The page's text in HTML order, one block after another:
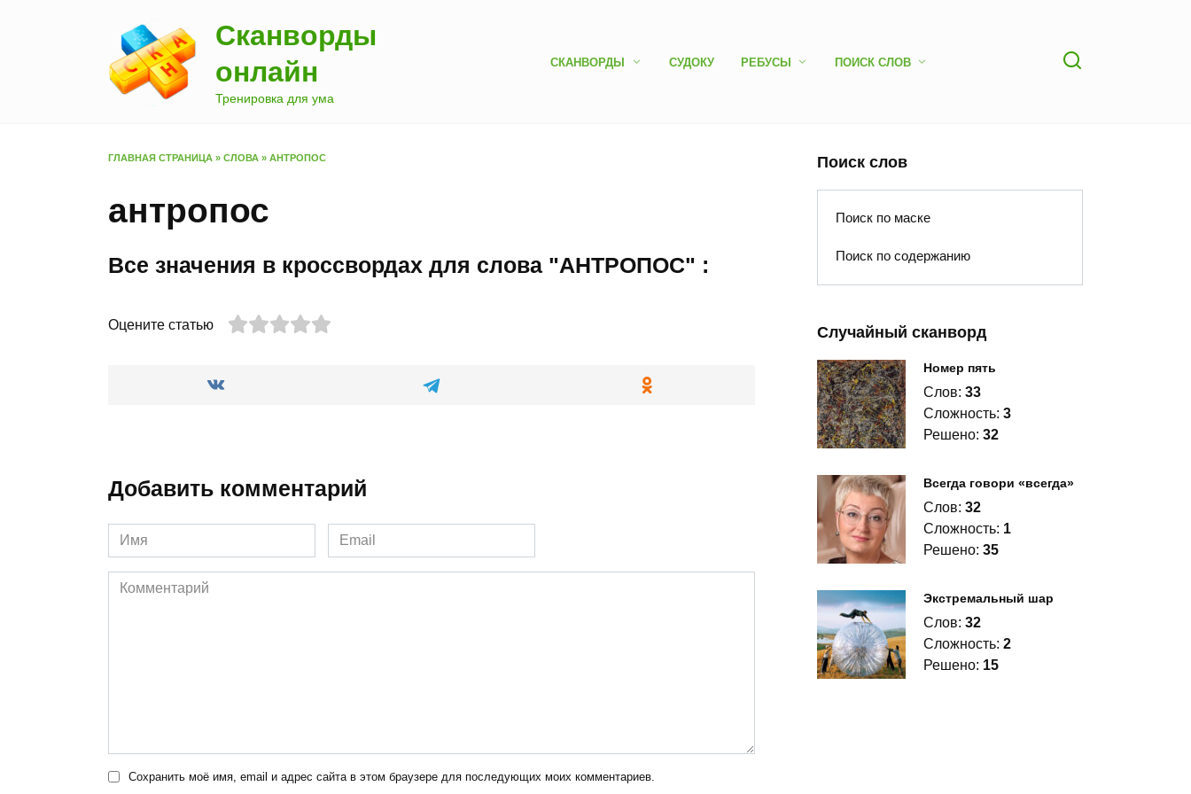
Сканворды
онлайн
Тренировка для ума
СКАНВОРДЫ СУДОКУ РЕБУСЫ ПОИСК СЛОВ
ГЛАВНАЯ СТРАНИЦА » СЛОВА » АНТРОПОС
антропос
Все значения в кроссвордах для слова "АНТРОПОС" :
Оцените статью
Добавить комментарий
Имя
*
Email
*
Комментарий
Сохранить моё имя, email и адрес сайта в этом браузере для последующих моих комментариев.
Поиск слов
Поиск по маске
Поиск по содержанию
Случайный сканворд
Номер пять
Слов: 33
Сложность: 3
Решено: 32
Всегда говори «всегда»
Слов: 32
Сложность: 1
Решено: 35
Экстремальный шар
Слов: 32
Сложность: 2
Решено: 15